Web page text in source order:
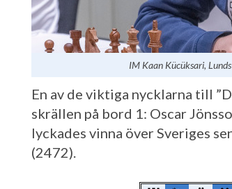
IM Kaan Kücüksari,
En av de viktiga nycklarna till
skrällen på bord 1: Oscar
lyckades vinna över Sveriges
(2472).